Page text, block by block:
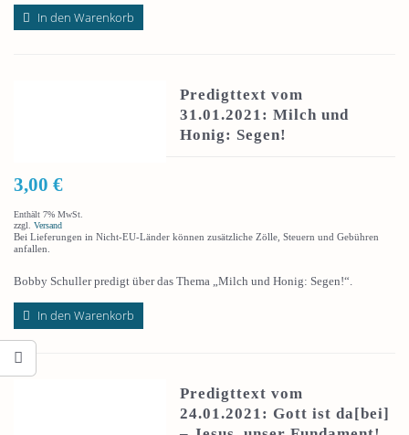
In den Warenkorb
Predigttext vom
31.01.2021: Milch und
Honig: Segen!
3,00 €
Enthält 7% MwSt.
zzgl. Versand
Bei Lieferungen in Nicht-EU-Länder können zusätzliche Zölle, Steuern und Gebühren
anfallen.
Bobby Schuller predigt über das Thema „Milch und Honig: Segen!“.
In den Warenkorb
Predigttext vom
24.01.2021: Gott ist da[bei]